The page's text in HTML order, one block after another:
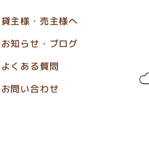
貸主様・売主様へ
お知らせ・ブログ
よくある質問
お問い合わせ